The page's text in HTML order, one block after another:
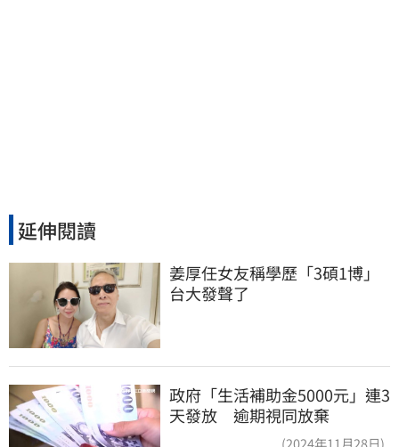
延伸閱讀
姜厚任女友稱學歷「3碩1博」
台大發聲了
政府「生活補助金5000元」連3
天發放 逾期視同放棄
(2024年11月28日)